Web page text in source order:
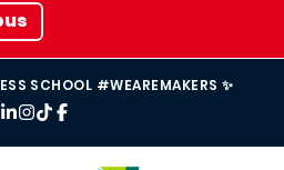
SCHOOL #WEAREMAKERS ✨